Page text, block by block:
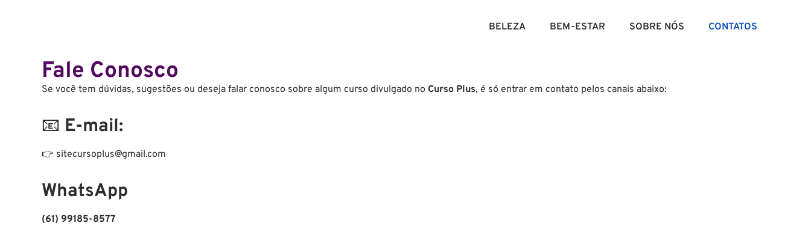
BELEZA BEM-ESTAR SOBRE NÓS CONTATOS
Fale Conosco
Se você tem dúvidas, sugestões ou deseja falar conosco sobre algum curso divulgado no Curso Plus, é só entrar em contato pelos canais abaixo:
📧 E-mail:
👉 sitecursoplus@gmail.com
WhatsApp
(61) 99185-8577